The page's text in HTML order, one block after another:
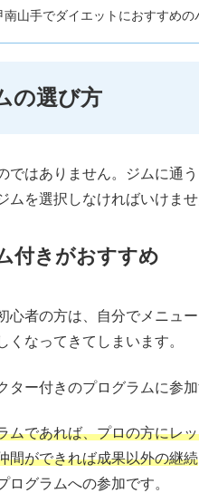
南山手でダイエットにおすすめ
の選び方
ではありません。ジムに通
を選択しなければいけませ
付きがおすすめ
心者の方は、自分でメニュ
くなってきてしまいます。
ター付きのプログラムに参
ムであれば、プロの方にレ
間ができれば成果以外の継続
グラムへの参加です。